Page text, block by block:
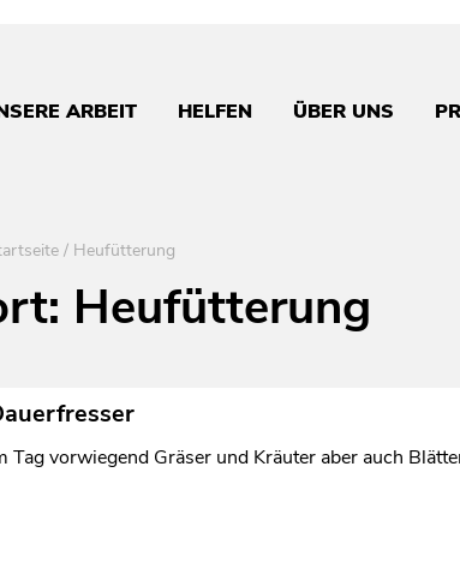
ARBEIT HELFEN ÜBER UNS
/ Heufütterung
Heufütterung
vorwiegend Gräser und Kräuter aber auch